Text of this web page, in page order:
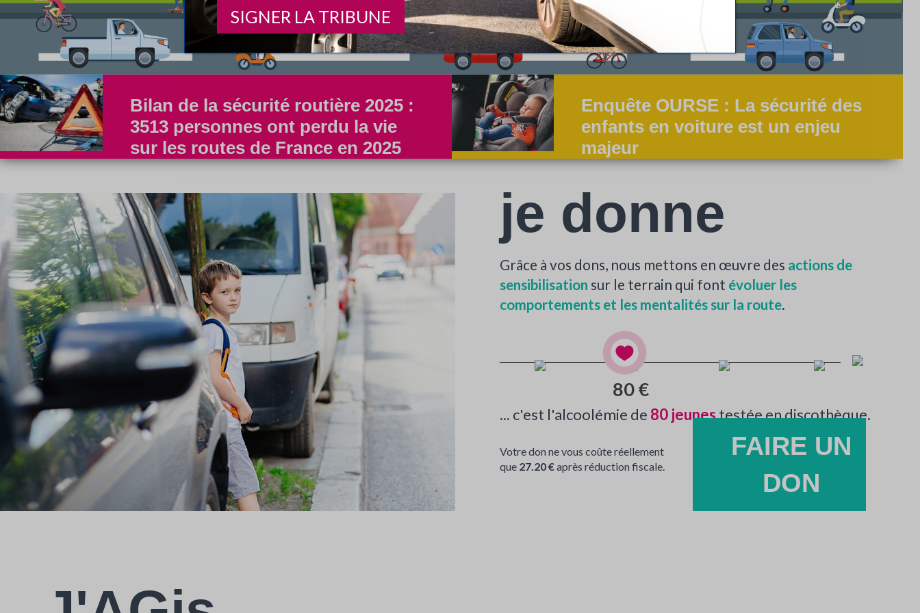
Bilan de la sécurité routière 2025 :
3513 personnes ont perdu la vie
sur les routes de France en 2025
Enquête OURSE : La sécurité des
enfants en voiture est un enjeu
majeur
je donne
Grâce à vos dons, nous mettons en œuvre des actions de
sensibilisation sur le terrain qui font évoluer les
comportements et les mentalités sur la route.
80 €
... c'est l'alcoolémie de 80 jeunestestée en discothèque.
Votre don ne vous coûte réellement
que 27.20 €après réduction fiscale.
FAIRE UN
DON
SIGNER LA TRIBUNE